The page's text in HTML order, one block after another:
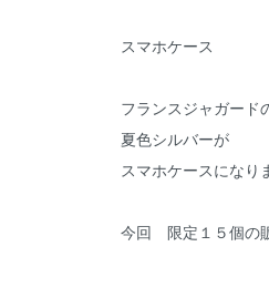
スマホケース
フランスジャガード
夏色シルバーが
スマホケースになり
今回 限定１５個の